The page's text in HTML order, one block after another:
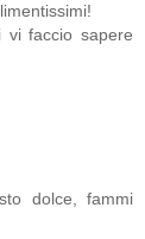
faccio sapere
dolce, fammi